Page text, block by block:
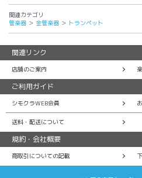
関連カテゴリ
管楽器 ＞ 金管楽器 ＞ トランペット
関連リンク
店舗のご案内
ご利用ガイド
シモクラWEB会員
送料・配送について
規約・会社概要
商取引についての記載